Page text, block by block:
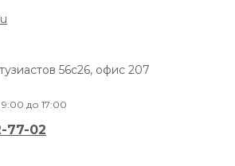
56с26, офис 207
9:00 до 17:00
77-02